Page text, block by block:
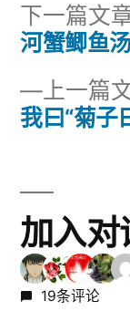
文
章
航
上一篇
我曰“菊子
下一篇文
河蟹鲫鱼
加入对
19条评论